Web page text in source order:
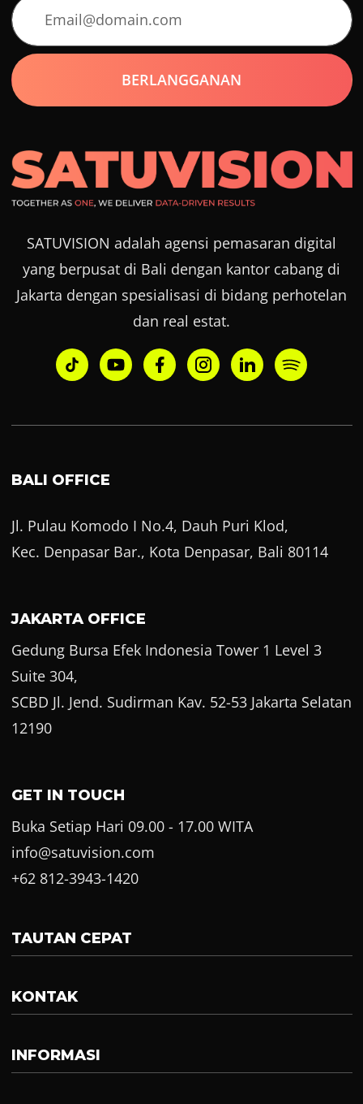
SATUVISION adalah agensi pemasaran digital
yang berpusat di Bali dengan kantor cabang di
Jakarta dengan spesialisasi di bidang perhotelan
dan real estat.
BALI OFFICE
Jl. Pulau Komodo I No.4, Dauh Puri Klod,
Kec. Denpasar Bar., Kota Denpasar, Bali 80114
JAKARTA OFFICE
Gedung Bursa Efek Indonesia Tower 1 Level 3
Suite 304,
SCBD Jl. Jend. Sudirman Kav. 52-53 Jakarta Selatan
12190
GET IN TOUCH
Buka Setiap Hari 09.00 - 17.00 WITA
info@satuvision.com
+62 812-3943-1420
TAUTAN CEPAT
KONTAK
INFORMASI